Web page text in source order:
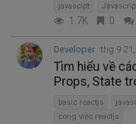
javascipt
1.7K 0
Developer thg 9
Tìm hiểu về
Props, State
basic reactjs
cong viec reactjs